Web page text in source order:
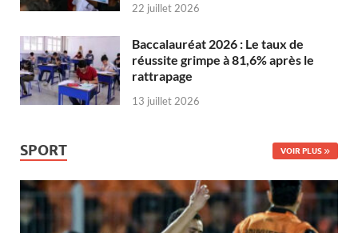
22 juillet 2026
Baccalauréat 2026 : Le taux de
réussite grimpe à 81,6% après le
rattrapage
13 juillet 2026
SPORT VOIR PLUS